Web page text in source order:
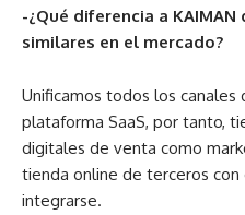
-¿Qué diferencia a
similares en el mercado?
Unificamos todos los canales
plataforma SaaS, por tanto,
digitales de venta como
tienda online de terceros con
integrarse.